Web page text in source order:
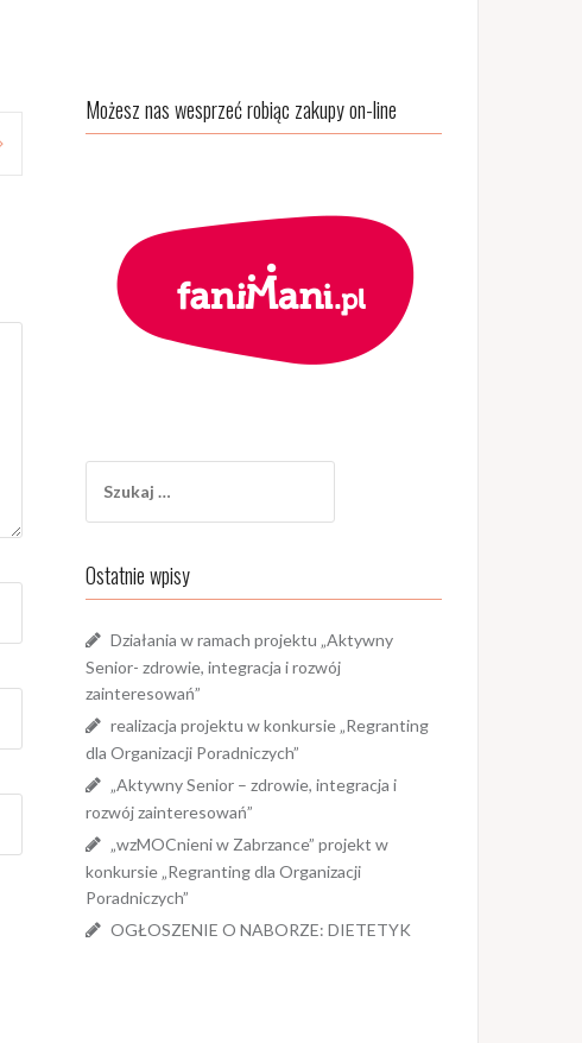
Możesz nas wesprzeć robiąc zakupy on-line
Ostatnie wpisy
Działania w ramach projektu „Aktywny
Senior- zdrowie, integracja i rozwój
zainteresowań”
realizacja projektu w konkursie „Regranting
dla Organizacji Poradniczych”
„Aktywny Senior – zdrowie, integracja i
rozwój zainteresowań”
„wzMOCnieni w Zabrzance” projekt w
konkursie „Regranting dla Organizacji
Poradniczych”
OGŁOSZENIE O NABORZE: DIETETYK